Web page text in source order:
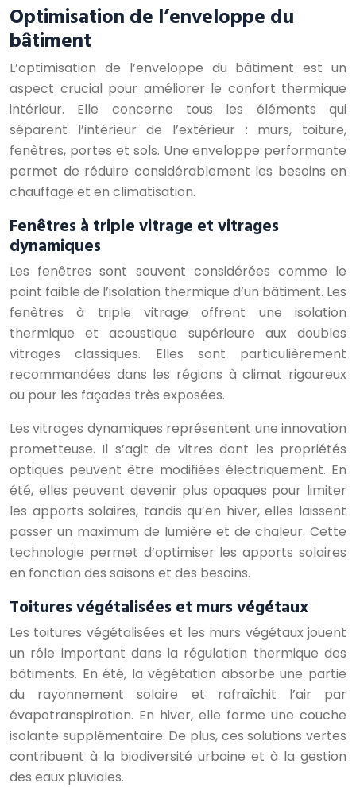
Optimisation de l’enveloppe du
bâtiment
L’optimisation de l’enveloppe du bâtiment est un
aspect crucial pour améliorer le confort thermique
intérieur. Elle concerne tous les éléments qui
séparent l’intérieur de l’extérieur : murs, toiture,
fenêtres, portes et sols. Une enveloppe performante
permet de réduire considérablement les besoins en
chauffage et en climatisation.
Fenêtres à triple vitrage et vitrages
dynamiques
Les fenêtres sont souvent considérées comme le
point faible de l’isolation thermique d’un bâtiment. Les
fenêtres à triple vitrage offrent une isolation
thermique et acoustique supérieure aux doubles
vitrages classiques. Elles sont particulièrement
recommandées dans les régions à climat rigoureux
ou pour les façades très exposées.
Les vitrages dynamiques représentent une innovation
prometteuse. Il s’agit de vitres dont les propriétés
optiques peuvent être modifiées électriquement. En
été, elles peuvent devenir plus opaques pour limiter
les apports solaires, tandis qu’en hiver, elles laissent
passer un maximum de lumière et de chaleur. Cette
technologie permet d’optimiser les apports solaires
en fonction des saisons et des besoins.
Toitures végétalisées et murs végétaux
Les toitures végétalisées et les murs végétaux jouent
un rôle important dans la régulation thermique des
bâtiments. En été, la végétation absorbe une partie
du rayonnement solaire et rafraîchit l’air par
évapotranspiration. En hiver, elle forme une couche
isolante supplémentaire. De plus, ces solutions vertes
contribuent à la biodiversité urbaine et à la gestion
des eaux pluviales.